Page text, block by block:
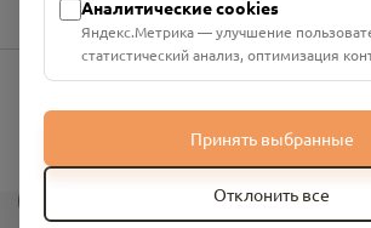
info@pomnim.online
Аналитические cookies
Яндекс.Метрика — улучшение
статистический анализ, оптимизация
Принять выбранные
Отклонить все